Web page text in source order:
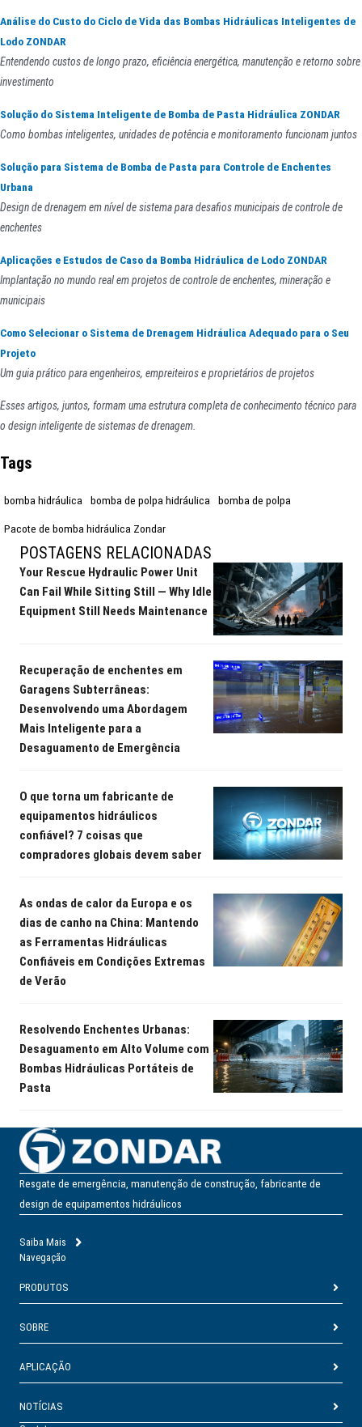
Análise do Custo do Ciclo de Vida das Bombas Hidráulicas Inteligentes de
Lodo ZONDAR
Entendendo custos de longo prazo, eficiência energética, manutenção e retorno sobre
investimento
Solução do Sistema Inteligente de Bomba de Pasta Hidráulica ZONDAR
Como bombas inteligentes, unidades de potência e monitoramento funcionam juntos
Solução para Sistema de Bomba de Pasta para Controle de Enchentes
Urbana
Design de drenagem em nível de sistema para desafios municipais de controle de
enchentes
Aplicações e Estudos de Caso da Bomba Hidráulica de Lodo ZONDAR
Implantação no mundo real em projetos de controle de enchentes, mineração e
municipais
Como Selecionar o Sistema de Drenagem Hidráulica Adequado para o Seu
Projeto
Um guia prático para engenheiros, empreiteiros e proprietários de projetos
Esses artigos, juntos, formam uma estrutura completa de conhecimento técnico para
o design inteligente de sistemas de drenagem.
Tags
bomba hidráulica bomba de polpa hidráulica bomba de polpa
Pacote de bomba hidráulica Zondar
POSTAGENS RELACIONADAS
Your Rescue Hydraulic Power Unit
Can Fail While Sitting Still — Why Idle
Equipment Still Needs Maintenance
Recuperação de enchentes em
Garagens Subterrâneas:
Desenvolvendo uma Abordagem
Mais Inteligente para a
Desaguamento de Emergência
O que torna um fabricante de
equipamentos hidráulicos
confiável? 7 coisas que
compradores globais devem saber
As ondas de calor da Europa e os
dias de canho na China: Mantendo
as Ferramentas Hidráulicas
Confiáveis em Condições Extremas
de Verão
Resolvendo Enchentes Urbanas:
Desaguamento em Alto Volume com
Bombas Hidráulicas Portáteis de
Pasta
Resgate de emergência, manutenção de construção, fabricante de
design de equipamentos hidráulicos
Saiba Mais
Navegação
PRODUTOS
SOBRE
APLICAÇÃO
NOTÍCIAS